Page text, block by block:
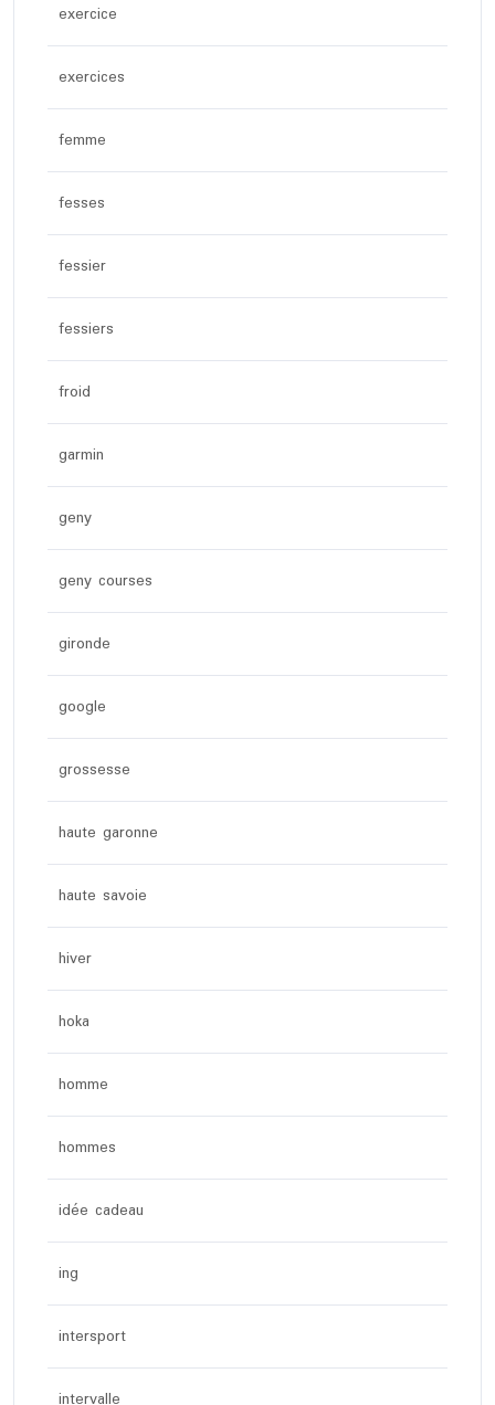
exercice
exercices
femme
fesses
fessier
fessiers
froid
garmin
geny
geny courses
gironde
google
grossesse
haute garonne
haute savoie
hiver
hoka
homme
hommes
idée cadeau
ing
intersport
intervalle